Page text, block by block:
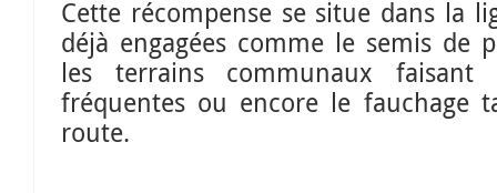
Cette récompense se situe dans la
déjà engagées comme le semis de
les terrains communaux
fréquentes ou encore le fauchage
route.